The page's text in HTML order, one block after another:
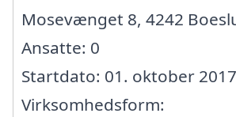
Mosevænget 8, 4242
Ansatte: 0
Startdato: 01. oktober
Virksomhedsform: